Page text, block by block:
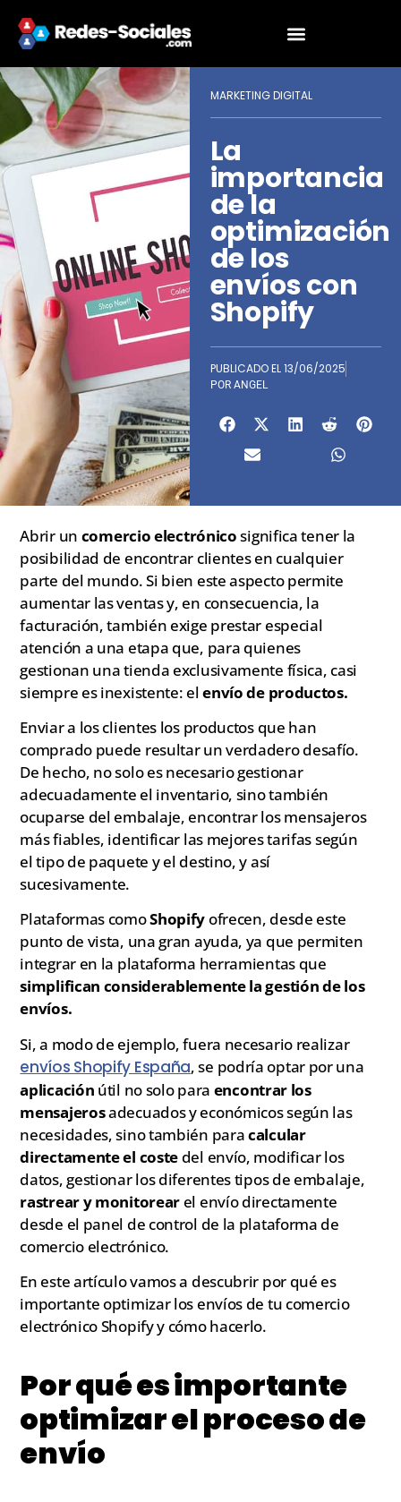
MARKETING DIGITAL
La
importancia
de la
optimización
de los
envíos con
Shopify
PUBLICADO EL13/06/2025
POR ANGEL
Abrir un comercio electrónicosignifica tener la
posibilidad de encontrar clientes en cualquier
parte del mundo. Si bien este aspecto permite
aumentar las ventas y, en consecuencia, la
facturación, también exige prestar especial
atención a una etapa que, para quienes
gestionan una tienda exclusivamente física, casi
siempre es inexistente: elenvío de productos.
Enviar a los clientes los productos que han
comprado puede resultar un verdadero desafío.
De hecho, no solo es necesario gestionar
adecuadamente el inventario, sino también
ocuparse del embalaje, encontrar los mensajeros
más fiables, identificar las mejores tarifas según
el tipo de paquete y el destino, y así
sucesivamente.
Plataformas comoShopify ofrecen, desde este
punto de vista, una gran ayuda, ya que permiten
integrar en la plataforma herramientas que
simplifican considerablemente la gestión de los
envíos.
Si, a modo de ejemplo, fuera necesario realizar
envíos Shopify España, se podría optar por una
aplicación útil no solo para encontrar los
mensajerosadecuados y económicos según las
necesidades, sino también paracalcular
directamente el coste del envío, modificar los
datos, gestionar los diferentes tipos de embalaje,
rastrear y monitorear el envío directamente
desde el panel de control de la plataforma de
comercio electrónico.
En este artículo vamos a descubrir por qué es
importante optimizar los envíos de tu comercio
electrónico Shopify y cómo hacerlo.
Por qué es importante
optimizar el proceso de
envío